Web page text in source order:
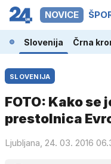
NOVICE
Slovenija Črna
SLOVENIJA
FOTO: Kako se
prestolnica
Ljubljana, 24. 03. 2016